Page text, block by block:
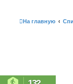
На главную